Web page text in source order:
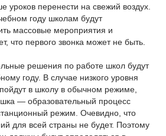
уроков перенести на свежий воздух.
году школам будут
массовые мероприятия и
что первого звонка может не быть.
решения по работе школ будут
году. В случае низкого уровня
в школу в обычном режиме,
— образовательный процесс
режим. Очевидно, что
для всей страны не будет. Поэтому